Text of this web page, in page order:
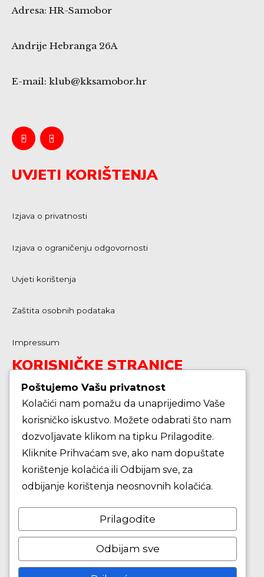
Adresa: HR-Samobor
Andrije Hebranga 26A
E-mail: klub@kksamobor.hr
UVJETI KORIŠTENJA
Izjava o privatnosti
Izjava o ograničenju odgovornosti
Uvjeti korištenja
Zaštita osobnih podataka
Impressum
KORISNIČKE STRANICE
Škola košarke
Zašto je dobro upisati dijete na košarku?
Pravila i igralište
Seniori
Poštujemo Vašu privatnost
Kolačići nam pomažu da unaprijedimo Vaše
korisničko iskustvo. Možete odabrati što nam
dozvoljavate klikom na tipku Prilagodite.
Kliknite Prihvaćam sve, ako nam dopuštate
korištenje kolačića ili Odbijam sve, za
odbijanje korištenja neosnovnih kolačića.
Prilagodite
Odbijam sve